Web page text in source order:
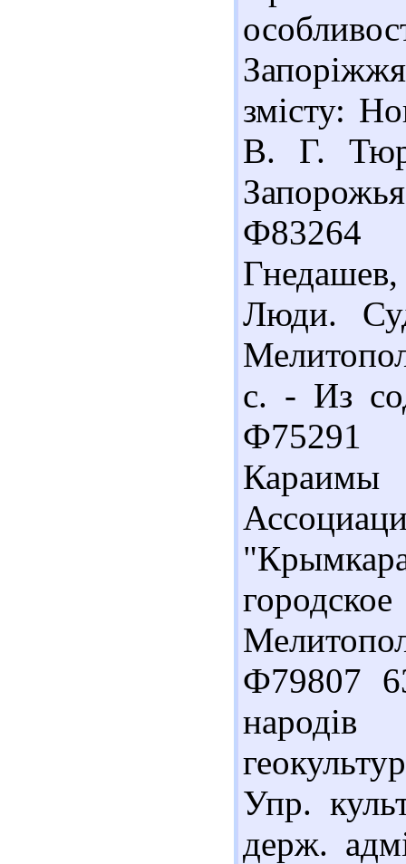
змісту:
В. Г.
Ф83264
Люди.
с. - Из
Ф75291
Ф79807
народів
Упр.
держ.